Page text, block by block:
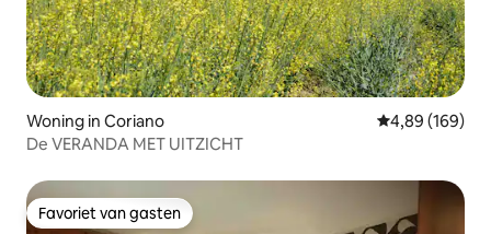
Woning in Coriano Gemiddelde
4,89 (169)
De VERANDA MET UITZICHT
Favoriet van gasten
Favoriet van gasten